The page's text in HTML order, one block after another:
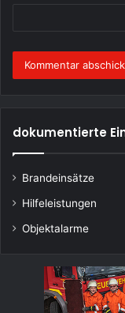
dokumentierte
Brandeinsätze
Hilfeleistungen
Objektalarme